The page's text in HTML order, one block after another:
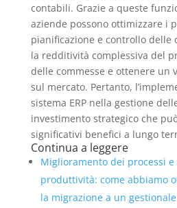
contabili. Grazie a queste
aziende possono ottimizzare i
pianificazione e controllo delle
la redditività complessiva del
delle commesse e ottenere un
sul mercato. Pertanto,
sistema ERP nella gestione
investimento strategico che
significativi benefici a lungo
Continua a leggere
Miglioramento dei processi
produttività: come abbiamo
la migrazione a un